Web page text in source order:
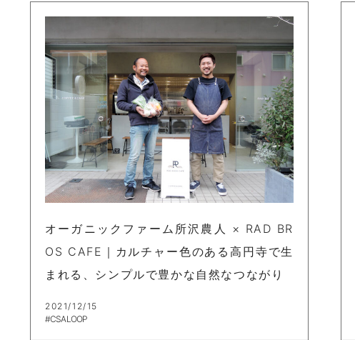
オーガニックファーム所沢農人 × RAD BR
OS CAFE｜カルチャー色のある高円寺で生
まれる、シンプルで豊かな自然なつながり
2021/12/15
#CSA LOOP